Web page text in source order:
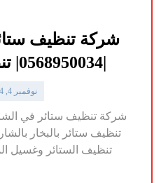
شركة تنظيف
|0568950034| تنظيف بالبخار
نوفمبر 4, 2024
شركة تنظيف ستائر في
تنظيف ستائر بالبخار
تنظيف الستائر وغسيل